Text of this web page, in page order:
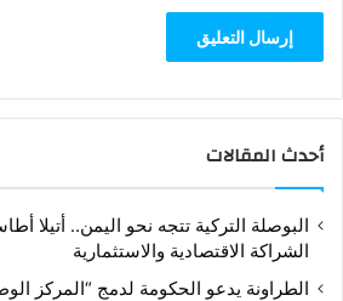
أحدث المقالات
البوصلة التركية تتجه نحو اليمن.. أتيلا
الشراكة الاقتصادية والاستثمارية
الطراونة يدعو الحكومة لدمج “المركز